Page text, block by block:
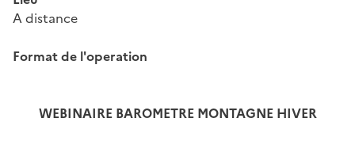
A distance
Format de l'operation
WEBINAIRE BAROMETRE MONTAGNE HIVER